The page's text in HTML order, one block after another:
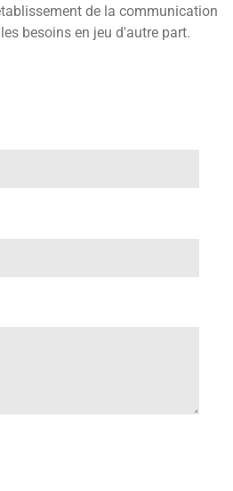
de la communication
besoins en jeu d'autre part.